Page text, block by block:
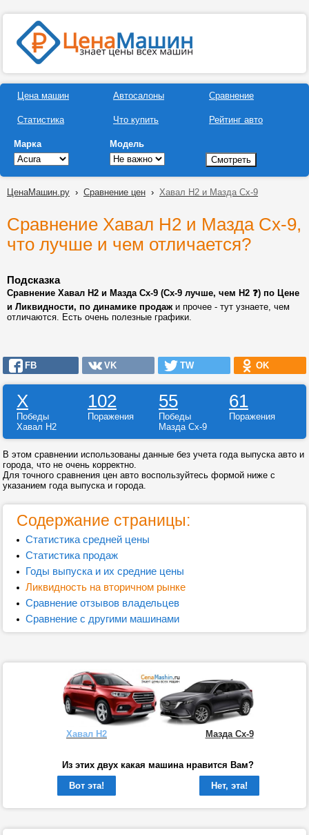
Цена машин
Статистика
Автосалоны
Что купить
Сравнение
Рейтинг авто
Марка Модель
ЦенаМашин.ру › Сравнение цен › Хавал Н2 и Мазда Сх-9
Сравнение Хавал Н2 и Мазда Сх-9,
что лучше и чем отличается?
Подсказка
Сравнение Хавал Н2 и Мазда Сх-9 (Сх-9 лучше, чем Н2 ❓) по Цене
и Ликвидности, по динамике продажи прочее - тут узнаете, чем
отличаются. Есть очень полезные графики.
FB VK TW OK
X 102 55 61
Победы Поражения Победы
Поражения
Хавал Н2
Мазда Сх-9
В этом сравнении использованы данные без учета года выпуска авто и
города, что не очень корректно.
Для точного сравнения цен авто воспользуйтесь формой ниже с
указанием года выпуска и города.
Содержание страницы:
Статистика средней цены
Статистика продаж
Годы выпуска и их средние цены
Ликвидность на вторичном рынке
Сравнение отзывов владельцев
Сравнение с другими машинами
Хавал Н2 Мазда Сх-9
Из этих двух какая машина нравится Вам?
Вот эта!
Нет, эта!